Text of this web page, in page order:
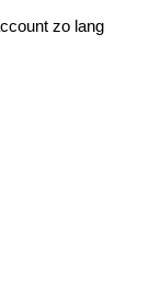
zo lang